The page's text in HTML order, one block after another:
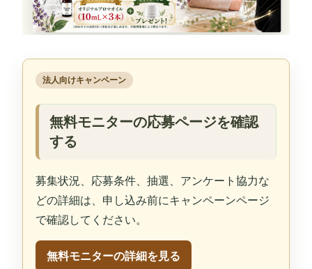
法人向けキャンペーン
無料モニターの応募ページを確認
する
募集状況、応募条件、抽選、アンケート協力な
どの詳細は、申し込み前にキャンペーンページ
で確認してください。
無料モニターの詳細を見る